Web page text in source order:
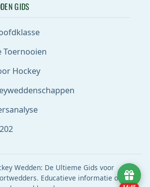
GIDS
Hockey
Wedden: De Ultieme Gids voor
Educatieve informatie over